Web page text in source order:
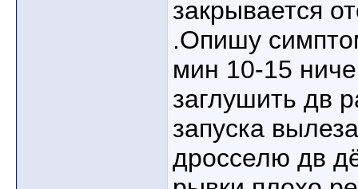
закрывается
.Опишу
мин 10-15
заглушить дв
запуска
дросселю дв